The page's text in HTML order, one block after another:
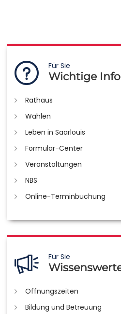
Für Sie
Wichtige
Rathaus
Wahlen
Leben in Saarlouis
Formular-Center
Veranstaltungen
NBS
Online-Terminbuchung
Für Sie
Öffnungszeiten
Bildung und Betreuung